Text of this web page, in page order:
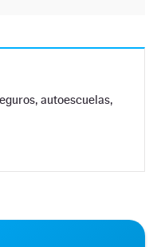
autoescuelas,